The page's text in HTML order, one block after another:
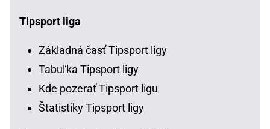
Tipsport liga
Základná časť Tipsport ligy
Tabuľka Tipsport ligy
Kde pozerať Tipsport ligu
Štatistiky Tipsport ligy